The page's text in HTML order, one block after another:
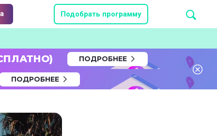
Подобрать программу
ПОДРОБНЕЕ
ПОДРОБНЕЕ